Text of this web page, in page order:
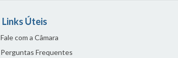
Links Úteis
Fale com a Câmara
Perguntas Frequentes